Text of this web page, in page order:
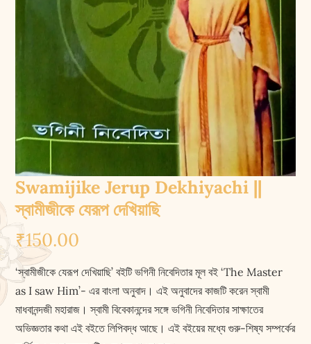
Swamijike Jerup Dekhiyachi ||
স্বামীজীকে যেরূপ দেখিয়াছি
₹150.00
‘স্বামীজীকে যেরূপ দেখিয়াছি’ বইটি ভগিনী নিবেদিতার মূল বই ‘The Master
as I saw Him’- এর বাংলা অনুবাদ। এই অনুবাদের কাজটি করেন স্বামী
মাধবানন্দজী মহারাজ। স্বামী বিবেকানন্দের সঙ্গে ভগিনী নিবেদিতার সাক্ষাতের
অভিজ্ঞতার কথা এই বইতে লিপিবদ্ধ আছে। এই বইয়ের মধ্যে গুরু-শিষ্য সম্পর্কের